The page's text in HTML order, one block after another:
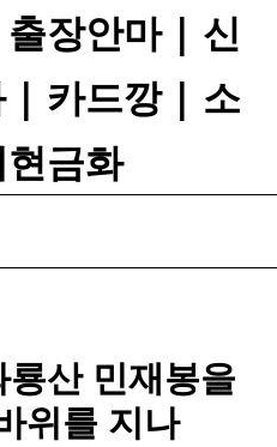
장안마 | 신
| 카드깡 | 소
금화
산 민재봉을
위를 지나